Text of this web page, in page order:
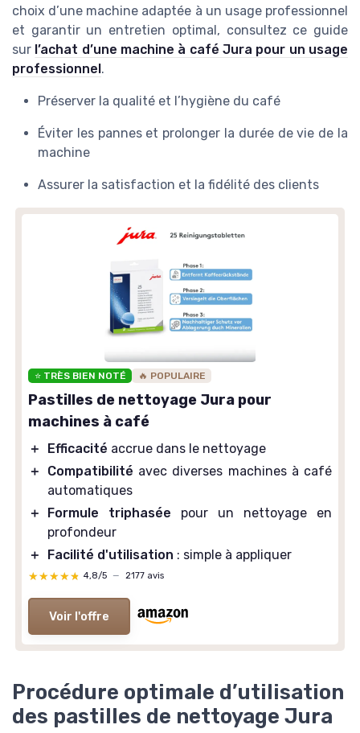
choix d’une machine adaptée à un usage professionnel
et garantir un entretien optimal, consultez ce guide
sur l’achat d’une machine à café Jura pour un usage
professionnel.
Préserver la qualité et l’hygiène du café
Éviter les pannes et prolonger la durée de vie de la
machine
Assurer la satisfaction et la fidélité des clients
⭐ TRÈS BIEN NOTÉ 🔥 POPULAIRE
Pastilles de nettoyage Jura pour
machines à café
＋ Efficacité accrue dans le nettoyage
＋
Compatibilité avec diverses machines à café
automatiques
＋
Formule triphasée pour un nettoyage en
profondeur
＋
Facilité d'utilisation : simple à appliquer
★★★★★
★★★★★ 4,8/5 — 2177 avis
Voir l'offre
Procédure optimale d’utilisation
des pastilles de nettoyage Jura